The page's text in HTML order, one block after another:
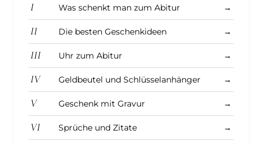
I Was schenkt man zum Abitur →
II Die besten Geschenkideen →
III Uhr zum Abitur →
IV Geldbeutel und Schlüsselanhänger →
V Geschenk mit Gravur →
VI Sprüche und Zitate →